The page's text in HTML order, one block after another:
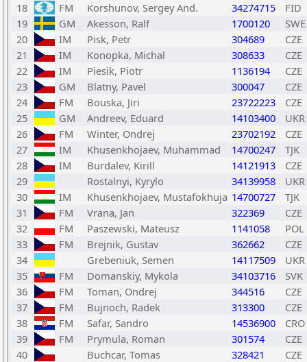
18
FM Korshunov, Sergey And. 34274715
FID
19
GM Akesson, Ralf 1700120
SWE
20
IM Pisk, Petr 304689
CZE
21
IM Konopka, Michal 308633
CZE
22
IM Piesik, Piotr 1136194
CZE
23
GM Blatny, Pavel 300047
CZE
24
FM Bouska, Jiri 23722223
CZE
25
GM Andreev, Eduard 14103400
UKR
26
FM Winter, Ondrej 23702192
CZE
27
IM Khusenkhojaev, Muhammad 14700247
TJK
28
IM Burdalev, Kirill 14121913
CZE
29
Rostalnyi, Kyrylo 34139958
UKR
30
IM Khusenkhojaev, Mustafokhuja 14700727
TJK
31
FM Vrana, Jan 322369
CZE
32
FM Paszewski, Mateusz 1141058
POL
33
FM Brejnik, Gustav 362662
CZE
34
Grebeniuk, Semen 14117509
UKR
35
FM Domanskiy, Mykola 34103716
SVK
36
FM Toman, Ondrej 344516
CZE
37
FM Bujnoch, Radek 313300
CZE
38
FM Safar, Sandro 14536900
CRO
39
FM Prymula, Roman 301574
CZE
40
Buchcar, Tomas 328421
CZE